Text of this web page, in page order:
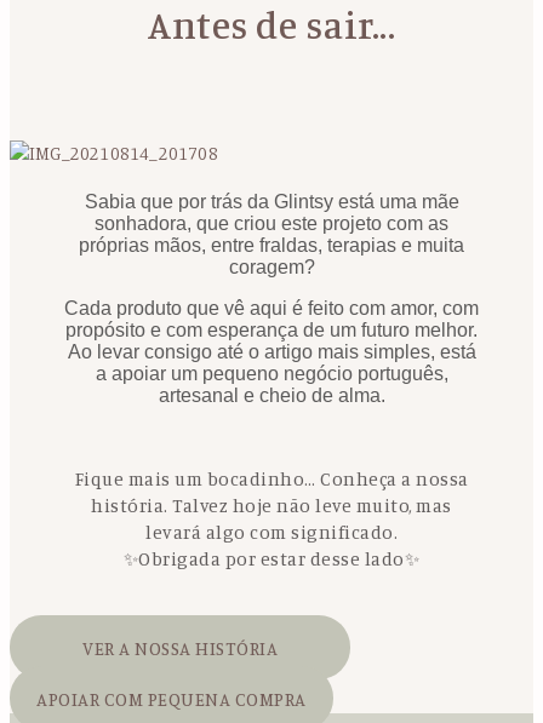
Antes de sair...
Sabia que por trás da Glintsy está uma mãe
sonhadora, que criou este projeto com as
próprias mãos, entre fraldas, terapias e muita
coragem?
Cada produto que vê aqui é feito com amor, com
propósito e com esperança de um futuro melhor.
Ao levar consigo até o artigo mais simples, está
a apoiar um pequeno negócio português,
artesanal e cheio de alma.
Fique mais um bocadinho… Conheça a nossa
história. Talvez hoje não leve muito, mas
levará algo com significado.
✨Obrigada por estar desse lado✨
VER A NOSSA HISTÓRIA
APOIAR COM PEQUENA COMPRA